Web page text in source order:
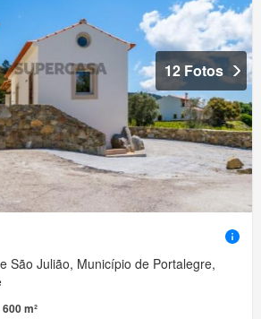
12 Fotos
São Julião, Município de Portalegre,
600 m²